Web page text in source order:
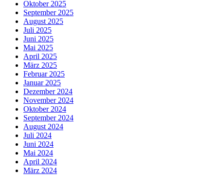
Oktober 2025
September 2025
August 2025
Juli 2025
Juni 2025
Mai 2025
April 2025
März 2025
Februar 2025
Januar 2025
Dezember 2024
November 2024
Oktober 2024
September 2024
August 2024
Juli 2024
Juni 2024
Mai 2024
April 2024
März 2024